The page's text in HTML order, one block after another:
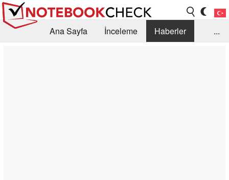
Ana Sayfa İnceleme
Haberler
...